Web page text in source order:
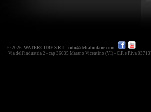
© 2026 WATERCUBE S.R.L. info@deltafontane.com
Via dell'industria 2 - cap 36035 Marano Vicentino (VI) - C.F. e P.iva